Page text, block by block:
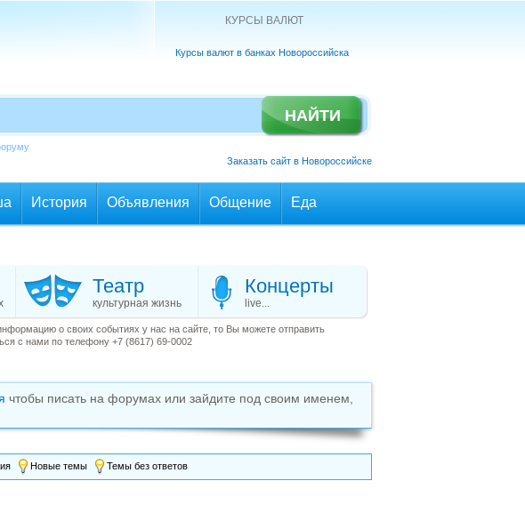
КУРСЫ ВАЛЮТ
Курсы валют в банках Новороссийска
Заказать сайт в Новороссийске
История Объявления Общение Еда
Театр
культурная жизнь
Концерты
live...
о своих событиях у нас на сайте, то Вы можете отправить
с нами по телефону +7 (8617) 69-0002
чтобы писать на форумах или зайдите под своим именем,
Новые темы Темы без ответов